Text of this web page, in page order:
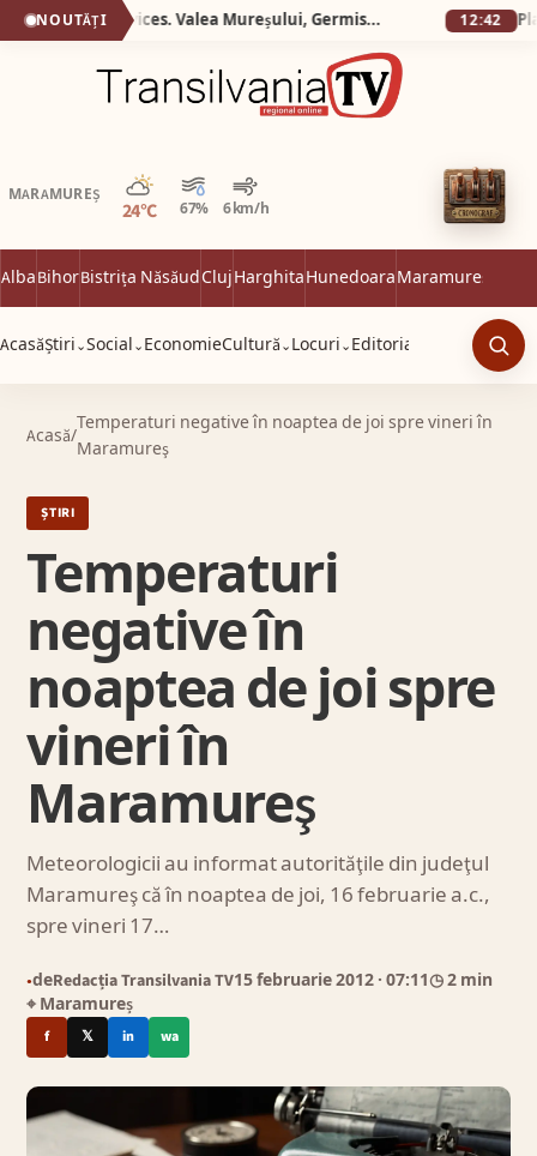
NOUTĂȚI Silva Logistic Services. Valea Mureșului, Germisara, Cascada Clocota, Rotonda de la Geoagiu, locul unde poți îmbina drumeția montană cu răsfățul balnear și curiozitatea istorică. 12:42
MARAMUREȘ
24°C 67% 6 km/h
Parțial noros
AlbaBihorBistrița NăsăudClujHarghitaHunedoaraMaramureș
AcasăȘtiri ⌄Social ⌄ EconomieCultură ⌄ Locuri ⌄ Editorial
Acasă/
Temperaturi negative în noaptea de joi spre vineri în
Maramureş
ȘTIRI
Temperaturi
negative în
noaptea de joi spre
vineri în
Maramureş
Meteorologicii au informat autorităţile din judeţul
Maramureş că în noaptea de joi, 16 februarie a.c.,
spre vineri 17…
●deRedacția Transilvania TV15 februarie 2012 · 07:11◷ 2 min
⌖ Maramureș
f 𝕏 in wa